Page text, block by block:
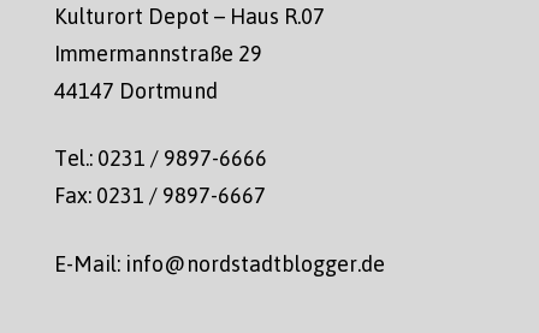
Kulturort Depot – Haus R.07
Immermannstraße 29
44147 Dortmund
Tel.: 0231 / 9897-6666
Fax: 0231 / 9897-6667
E-Mail: info@nordstadtblogger.de